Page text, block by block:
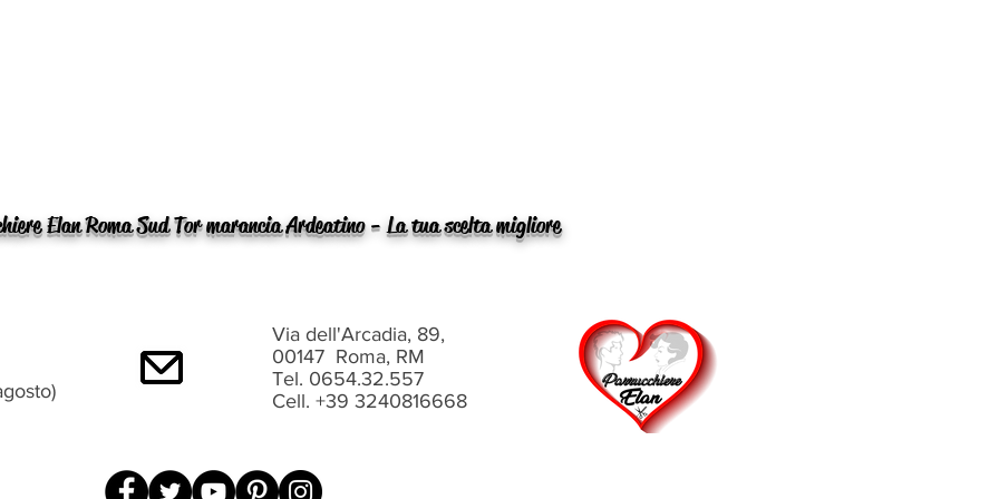
Elan Roma Sud Tor marancia Ardeatino - La tua scelta migliore
Via dell'Arcadia, 89,
00147 Roma, RM
Tel. 0654.32.557
Cell. +39 3240816668